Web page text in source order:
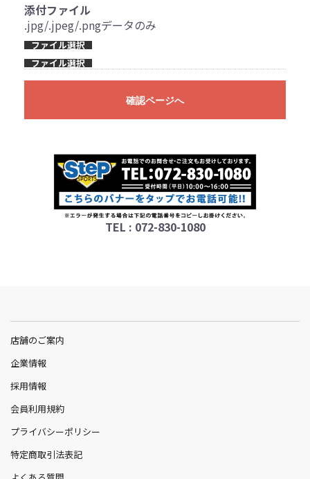
添付ファイル
.jpg/.jpeg/.pngデータのみ
ファイル選択
ファイル選択
確認ページへ
TEL : 072-830-1080
店舗のご案内
企業情報
採用情報
会員利用規約
プライバシーポリシー
特定商取引法表記